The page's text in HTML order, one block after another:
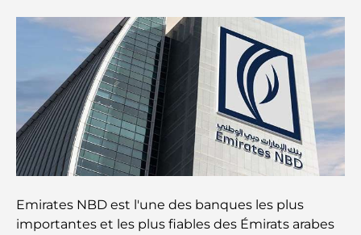
guide pour les familles
Les meilleurs restaurants indiens de Dubaï : un
voyage culinaire
Découvrez la promenade de Palm Jumeirah : une
balade placée sous le signe du luxe et des
panoramas.
découvrez les meilleures options
Emirates NBD est l'une des banques les plus
importantes et les plus fiables des Émirats arabes